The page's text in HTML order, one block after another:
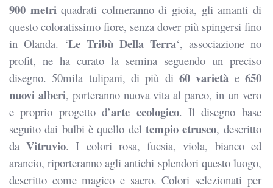
900 metri quadrati colmeranno di gioia, gli amanti di
questo coloratissimo fiore, senza dover più spingersi fino
in Olanda. ‘Le Tribù Della Terra‘, associazione no
profit, ne ha curato la semina seguendo un preciso
disegno. 50mila tulipani, di più di 60 varietà e 650
nuovi alberi, porteranno nuova vita al parco, in un vero
e proprio progetto d’arte ecologico. Il disegno base
seguito dai bulbi è quello deltempio etrusco, descritto
daVitruvio. I colori rosa, fucsia, viola, bianco ed
arancio, riporteranno agli antichi splendori questo luogo,
descritto come magico e sacro. Colori selezionati per